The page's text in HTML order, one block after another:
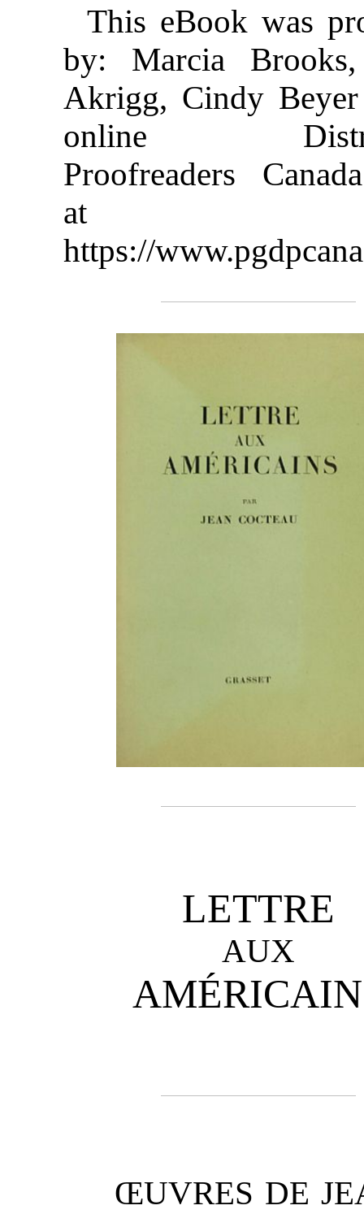
This eBook was
by: Marcia
Akrigg, Cindy
online
Proofreaders
at
https://
LETTRE
AUX
ŒUVRES DE